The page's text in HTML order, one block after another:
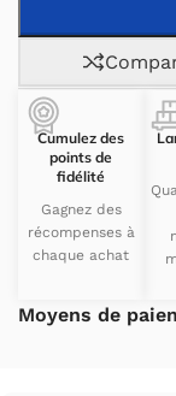
Cumulez des
points de
fidélité
Gagnez des
récompenses à
chaque achat
Moyens de